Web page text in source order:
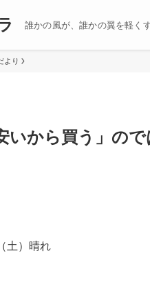
誰かの風が、誰かの翼を軽くす
より
いから買う」の
土）晴れ